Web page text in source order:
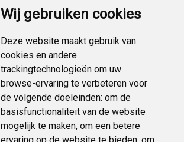
Wij gebruiken cookies
Deze website maakt gebruik van
cookies en andere
trackingtechnologieën om uw
browse-ervaring te verbeteren voor
de volgende doeleinden: om de
basisfunctionaliteit van de website
mogelijk te maken, om een betere
Effect folie
Bedrukt folie
Carbon folie
Tint folie
Functionele folie
Folie korting
Op bestelling
Pagina delen